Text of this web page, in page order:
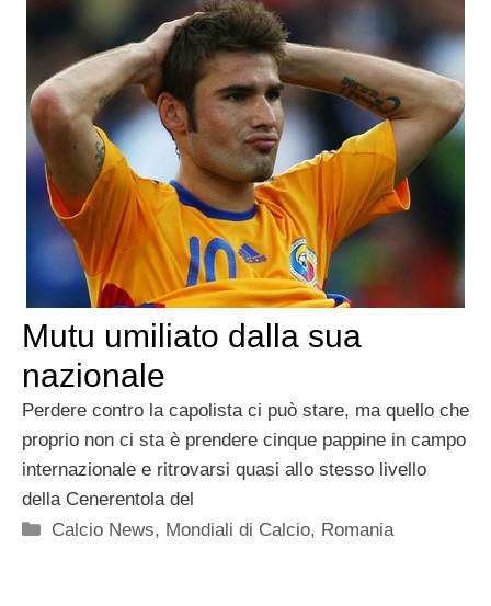
Mutu umiliato dalla sua
nazionale
Perdere contro la capolista ci può stare, ma quello che
proprio non ci sta è prendere cinque pappine in campo
internazionale e ritrovarsi quasi allo stesso livello
della Cenerentola del
Categorie
Calcio News, Mondiali di Calcio, Romania